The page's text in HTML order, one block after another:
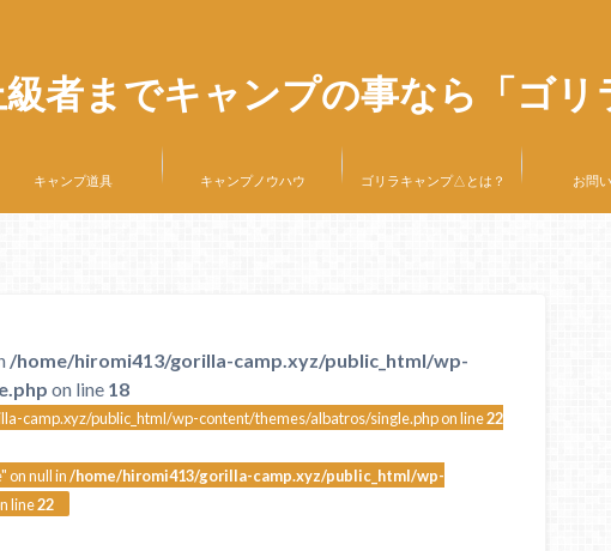
級者までキャンプの事なら「ゴ
キャンプ道具 キャンプノウハウ ゴリラキャンプ△とは？ お問
/home/hiromi413/gorilla-camp.xyz/public_html/wp-
on line 18
camp.xyz/public_html/wp-content/themes/albatros/single.php on line22
on null in/home/hiromi413/gorilla-camp.xyz/public_html/wp-
line22